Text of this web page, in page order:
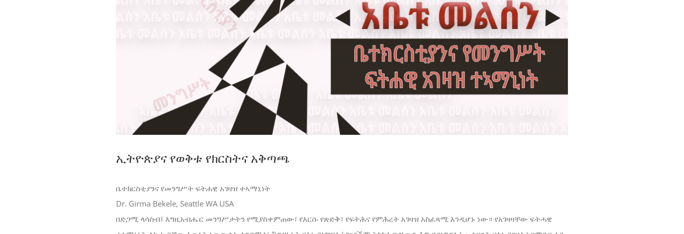
ኢትዮጵያና የወቅቱ የክርስትና አቅጣጫ
ቤተክርስቲያንና የመንግሥት ፍትሐዊ አገዛዝ ተኣማኒነት
Dr. Girma Bekele, Seattle WA USA
በድጋሚ ላሳስብ፤ እግዚአብሔር መንግሥታትን የሚያስቀምጠው፣ የእርሱ የጽድቅ፣ የፍትሕና የምሕረት አገዛዝ አስፈጻሚ እንዲሆኑ ነው። የአገዛዛቸው ፍትሓዊ